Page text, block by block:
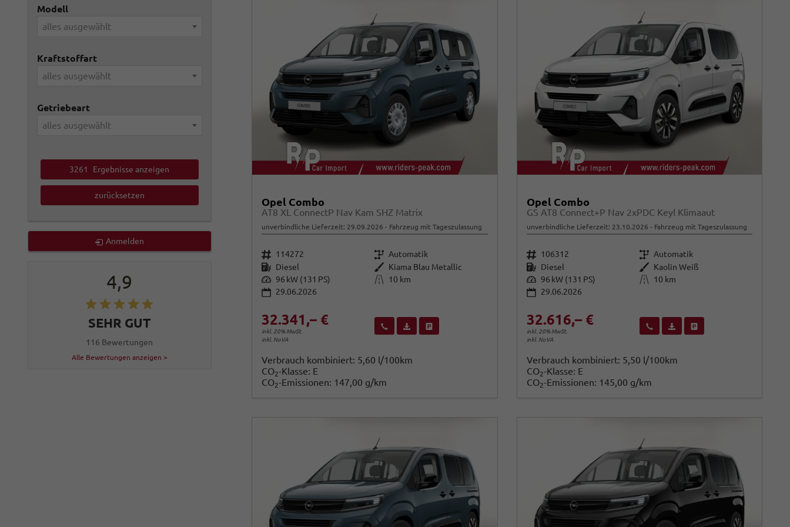
Opel Combo
AT8 XL ConnectP Nav Kam SHZ Matrix
unverbindliche Lieferzeit: 29.09.2026 Fahrzeug mit Tageszulassung
Fahrzeugnr. 114272 Getriebe Automatik
Kraftstoff Diesel Außenfarbe Kiama Blau Metallic
Leistung 96 kW (131 PS) Kilometerstand 10 km
29.06.2026
32.341,– €
inkl. 20% MwSt.
inkl. NoVA
Wir rufen Sie anFahrzeugexposé (PDF)
Verbrauch kombiniert: 5,60 l/100km
CO2-Klasse: E
CO2-Emissionen: 147,00 g/km
Opel Combo
GS AT8 Connect+P Nav 2xPDC Keyl Klimaaut
unverbindliche Lieferzeit: 23.10.2026 Fahrzeug mit Tageszulassung
Fahrzeugnr. 106312 Getriebe Automatik
Kraftstoff Diesel Außenfarbe Kaolin Weiß
Leistung 96 kW (131 PS) Kilometerstand
10 km
29.06.2026
32.616,– €
inkl. 20% MwSt.
inkl. NoVA
Wir rufen Sie anFahrzeugexposé (PDF)
Fahrzeug parken
Verbrauch kombiniert: 5,50 l/100km
CO2-Klasse: E
CO2-Emissionen: 145,00 g/km
Modell
alles ausgewählt
Kraftstoffart
alles ausgewählt
Getriebeart
alles ausgewählt
3261 Ergebnisse anzeigen
zurücksetzen
Anmelden
4,9
SEHR GUT
116 Bewertungen
Alle Bewertungen anzeigen >